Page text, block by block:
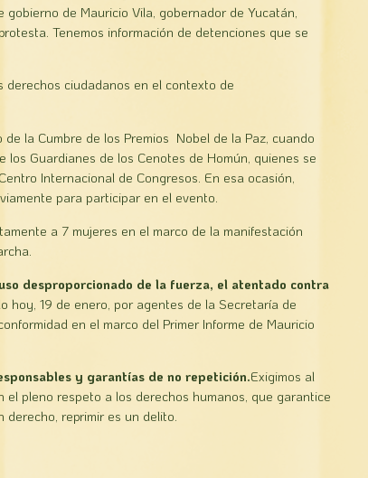
de Mauricio Vila, gobernador de Yucatán,
Tenemos información de detenciones que se
ciudadanos en el contexto de
la Cumbre de los Premios Nobel de la Paz, cuando
Guardianes de los Cenotes de Homún, quienes se
Internacional de Congresos. En esa ocasión,
para participar en el evento.
a 7 mujeres en el marco de la manifestación
desproporcionado de la fuerza, el atentado contra
hoy, 19 de enero, por agentes de la Secretaría de
en el marco del Primer Informe de Mauricio
y garantías de no repetición.Exigimos al
pleno respeto a los derechos humanos, que garantice
reprimir es un delito.